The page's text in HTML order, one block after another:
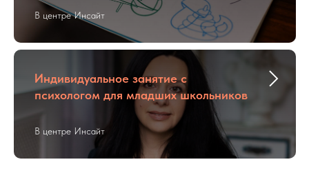
В центре Инсайт
Индивидуальное занятие с
психологом для младших школьников
В центре Инсайт